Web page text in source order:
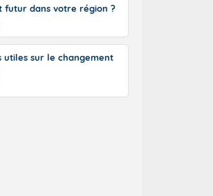
futur dans votre région ?
utiles sur le changement